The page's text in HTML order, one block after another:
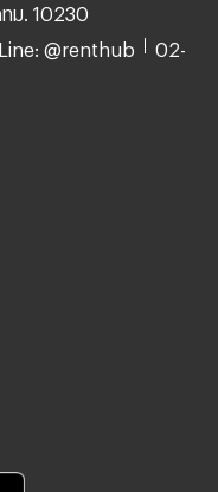
ม. 10230
Line: @renthub 02-